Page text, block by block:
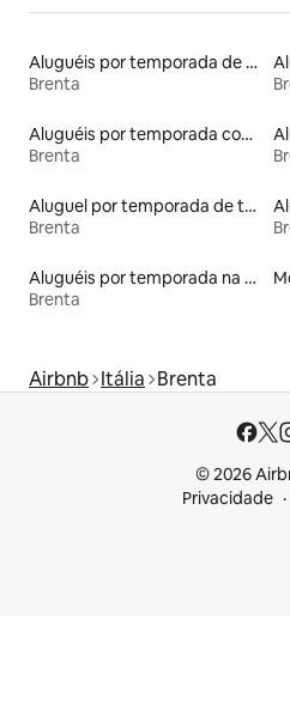
Aluguéis por temporada de acomodações de luxo
Brenta
Aluguéis por temporada com café da manhã
Brenta
Aluguel por temporada de tendas
Brenta
Aluguéis por temporada na orla
Brenta
Airbnb Itália Brenta
© 2026
Privacidade